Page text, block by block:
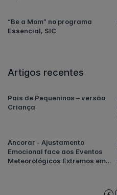
“Be a Mom” no programa
Essencial, SIC
Artigos recentes
Pais de Pequeninos – versão
Criança
Ancorar - Ajustamento
Emocional face aos Eventos
Meteorológicos Extremos em